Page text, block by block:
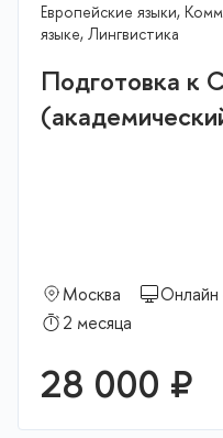
Европейские языки,
языке, Лингвистика
Подготовка к
Москва
Онлайн
2 месяца
28 000 ₽